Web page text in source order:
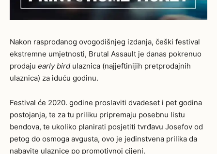
Nakon rasprodanog ovogodišnjeg izdanja, češki festival
ekstremne umjetnosti, Brutal Assault je danas pokrenuo
prodaju early bird ulaznica (najjeftinijih pretprodajnih
ulaznica) za iduću godinu.
Festival će 2020. godine proslaviti dvadeset i pet godina
postojanja, te za tu priliku pripremaju posebnu listu
bendova, te ukoliko planirati posjetiti tvrđavu Josefov od
petog do osmoga avgusta, ovo je jedinstvena prilika da
nabavite ulaznice po promotivnoj cijeni.